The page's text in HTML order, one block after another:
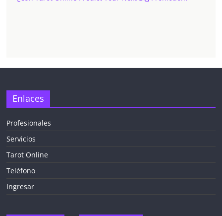
Enlaces
Profesionales
Servicios
Tarot Online
Teléfono
Ingresar